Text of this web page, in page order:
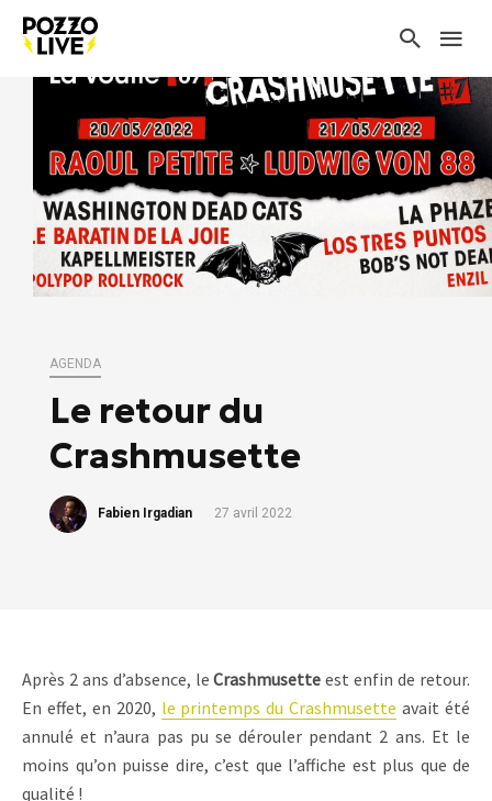
AGENDA
Le retour du
Crashmusette
Fabien Irgadian 27 avril 2022
Après 2 ans d’absence, leCrashmusette est enfin de retour.
En effet, en 2020, le printemps du Crashmusette avait été
annulé et n’aura pas pu se dérouler pendant 2 ans. Et le
moins qu’on puisse dire, c’est que l’affiche est plus que de
qualité !